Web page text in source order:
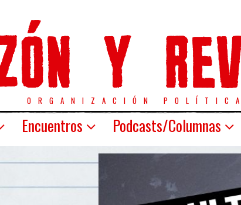
ORGANIZACIÓN POLÍTICA
Encuentros Podcasts/Columnas